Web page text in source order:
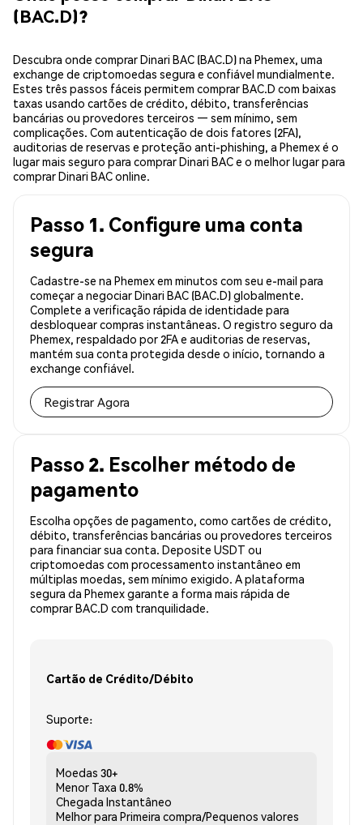
(BAC.D)?
Descubra onde comprar Dinari BAC (BAC.D) na Phemex, uma
exchange de criptomoedas segura e confiável mundialmente.
Estes três passos fáceis permitem comprar BAC.D com baixas
taxas usando cartões de crédito, débito, transferências
bancárias ou provedores terceiros — sem mínimo, sem
complicações. Com autenticação de dois fatores (2FA),
auditorias de reservas e proteção anti-phishing, a Phemex é o
lugar mais seguro para comprar Dinari BAC e o melhor lugar para
comprar Dinari BAC online.
Passo 1. Configure uma conta
segura
Cadastre-se na Phemex em minutos com seu e-mail para
começar a negociar Dinari BAC (BAC.D) globalmente.
Complete a verificação rápida de identidade para
desbloquear compras instantâneas. O registro seguro da
Phemex, respaldado por 2FA e auditorias de reservas,
mantém sua conta protegida desde o início, tornando a
exchange confiável.
Registrar Agora
Passo 2. Escolher método de
pagamento
Escolha opções de pagamento, como cartões de crédito,
débito, transferências bancárias ou provedores terceiros
para financiar sua conta. Deposite USDT ou
criptomoedas com processamento instantâneo em
múltiplas moedas, sem mínimo exigido. A plataforma
segura da Phemex garante a forma mais rápida de
comprar BAC.D com tranquilidade.
Cartão de Crédito/Débito
Suporte:
Moedas 30+
Menor Taxa 0.8%
Chegada Instantâneo
Melhor para Primeira compra/Pequenos valores